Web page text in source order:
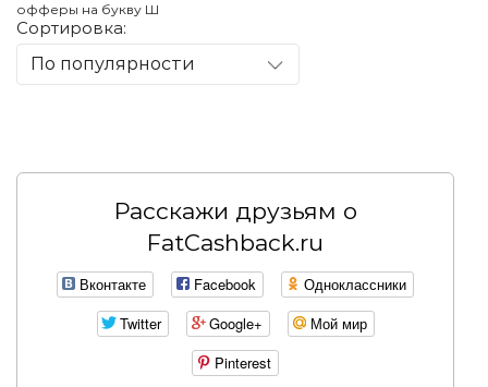
офферы на букву Ш
Сортировка:
По популярности
Расскажи друзьям о
FatCashback.ru
Вконтакте Facebook
Одноклассники
Twitter
Google+
Мой мир
Pinterest